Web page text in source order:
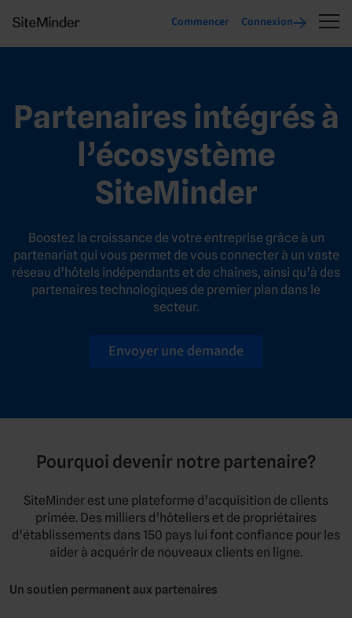
Commencer Connexion
Partenaires intégrés à
l’écosystème
SiteMinder
Boostez la croissance de votre entreprise grâce à un
partenariat qui vous permet de vous connecter à un vaste
réseau d’hôtels indépendants et de chaînes, ainsi qu’à des
partenaires technologiques de premier plan dans le
secteur.
Envoyer une demande
Pourquoi devenir notre partenaire?
SiteMinder est une plateforme d’acquisition de clients
primée. Des milliers d’hôteliers et de propriétaires
d’établissements dans 150 pays lui font confiance pour les
aider à acquérir de nouveaux clients en ligne.
Un soutien permanent aux partenaires